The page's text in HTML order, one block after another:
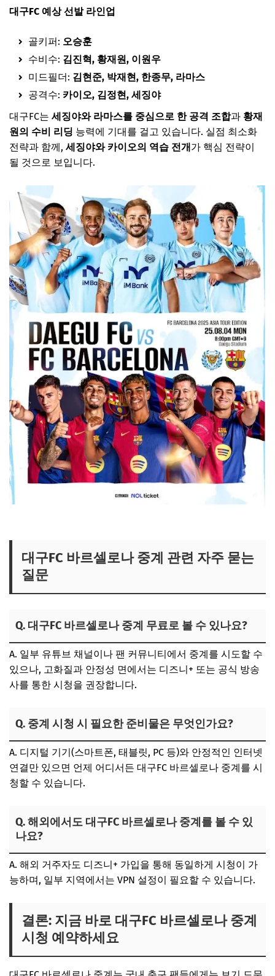
대구FC 예상 선발 라인업
골키퍼: 오승훈
수비수: 김진혁, 황재원, 이원우
미드필더: 김현준, 박재현, 한종무, 라마스
공격수: 카이오, 김정현, 세징야
대구FC는 세징야와 라마스를 중심으로 한 공격 조합과 황재
원의 수비 리딩 능력에 기대를 걸고 있습니다. 실점 최소화
전략과 함께, 세징야와 카이오의 역습 전개가 핵심 전략이
될 것으로 보입니다.
대구FC 바르셀로나 중계 관련 자주 묻는
질문
Q. 대구FC 바르셀로나 중계 무료로 볼 수 있나요?
A. 일부 유튜브 채널이나 팬 커뮤니티에서 중계를 시도할 수
있으나, 고화질과 안정성 면에서는 디즈니+ 또는 공식 방송
사를 통한 시청을 권장합니다.
Q. 중계 시청 시 필요한 준비물은 무엇인가요?
A. 디지털 기기(스마트폰, 태블릿, PC 등)와 안정적인 인터넷
연결만 있으면 언제 어디서든 대구FC 바르셀로나 중계를 시
청할 수 있습니다.
Q. 해외에서도 대구FC 바르셀로나 중계를 볼 수 있
나요?
A. 해외 거주자도 디즈니+ 가입을 통해 동일하게 시청이 가
능하며, 일부 지역에서는 VPN 설정이 필요할 수 있습니다.
결론: 지금 바로 대구FC 바르셀로나 중계
시청 예약하세요